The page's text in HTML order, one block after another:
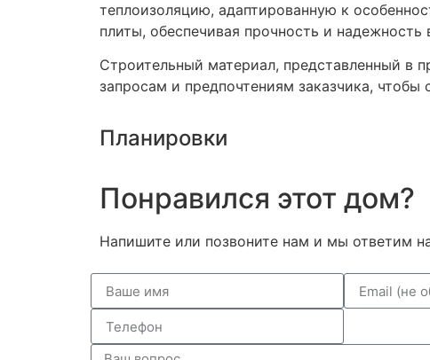
теплоизоляцию, адаптированную к
плиты, обеспечивая прочность и
Строительный материал, представленный в
запросам и предпочтениям заказчика,
Планировки
Понравился этот дом?
Напишите или позвоните нам и мы ответим